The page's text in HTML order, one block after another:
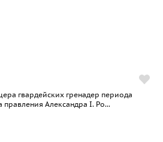
гвардейских гренадер периода
правления Александра I. Ро...